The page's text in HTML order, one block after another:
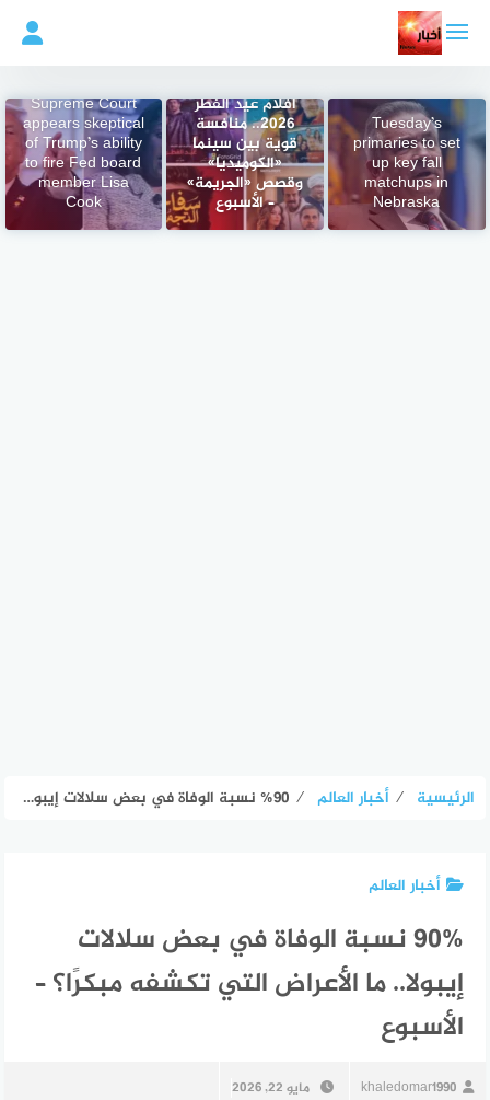
المحتوى
Tuesday’s
primaries to set
up key fall
matchups in
Nebraska
أفلام عيد الفطر
2026.. منافسة
قوية بين سينما
«الكوميديا»
وقصص «الجريمة»
– الأسبوع
Supreme Court
appears skeptical
of Trump’s ability
to fire Fed board
member Lisa
Cook
الرئيسية ⁄ أخبار العالم ⁄ 90% نسبة الوفاة في بعض سلالات إيبولا.. ما الأعراض التي تكشفه مبكرًا؟ – الأسبوع
أخبار العالم
90% نسبة الوفاة في بعض سلالات
إيبولا.. ما الأعراض التي تكشفه مبكرًا؟ –
الأسبوع
khaledomar1990 مايو 22, 2026